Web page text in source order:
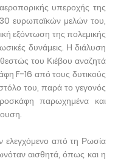
υπεροχής της
ευρωπαϊκών μελών του,
εξόντωση της πολεμικής
δυνάμεις. Η διάλυση
του Κιέβου αναζητά
F-16 από τους δυτικούς
του, παρά το γεγονός
παρωχημένα και
ελεγχόμενο από τη Ρωσία
αισθητά, όπως και η